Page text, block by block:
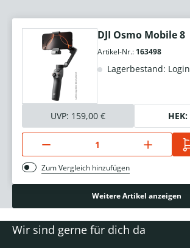
DJI Osmo Mobile 8
Artikel-Nr.: 163498
Lagerbestand: Login
UVP: 159,00 € HEK:
Zum Vergleich hinzufügen
Weitere Artikel anzeigen
Wir sind gerne für dich da